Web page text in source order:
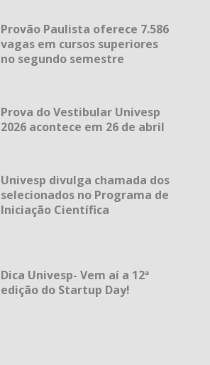
Provão Paulista oferece 7.586
vagas em cursos superiores
no segundo semestre
Prova do Vestibular Univesp
2026 acontece em 26 de abril
Univesp divulga chamada dos
selecionados no Programa de
Iniciação Científica
Dica Univesp- Vem aí a 12ª
edição do Startup Day!